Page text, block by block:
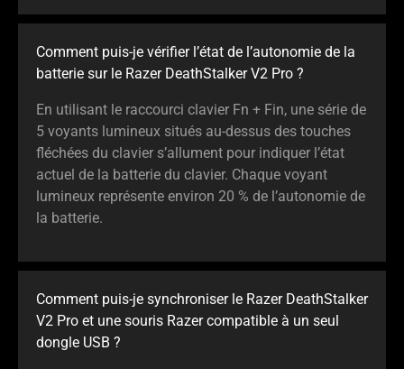
Comment puis-je vérifier l’état de l’autonomie de la
batterie sur le Razer DeathStalker V2 Pro ?
En utilisant le raccourci clavier Fn + Fin, une série de
5 voyants lumineux situés au-dessus des touches
fléchées du clavier s’allument pour indiquer l’état
actuel de la batterie du clavier. Chaque voyant
lumineux représente environ 20 % de l’autonomie de
la batterie.
Comment puis-je synchroniser le Razer DeathStalker
V2 Pro et une souris Razer compatible à un seul
dongle USB ?